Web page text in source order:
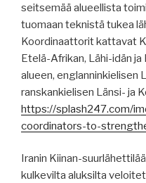
seitsemää alueellista
tuomaan teknistä tukea
Koordinaattorit kattavat
Etelä-Afrikan, Lähi-idän
alueen, englanninkielisen
ranskankielisen Länsi- ja
https://splash247.com/
coordinators-to-
Iranin Kiinan-
kulkevilta aluksilta